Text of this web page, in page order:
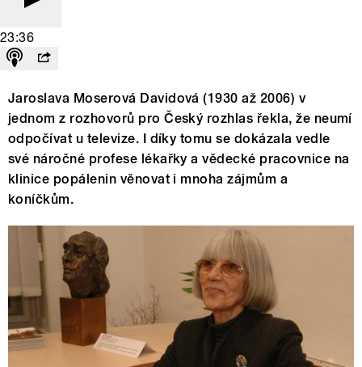
23:36
Jaroslava Moserová Davidová (1930 až 2006) v
jednom z rozhovorů pro Český rozhlas řekla, že neumí
odpočívat u televize. I díky tomu se dokázala vedle
své náročné profese lékařky a vědecké pracovnice na
klinice popálenin věnovat i mnoha zájmům a
koníčkům.